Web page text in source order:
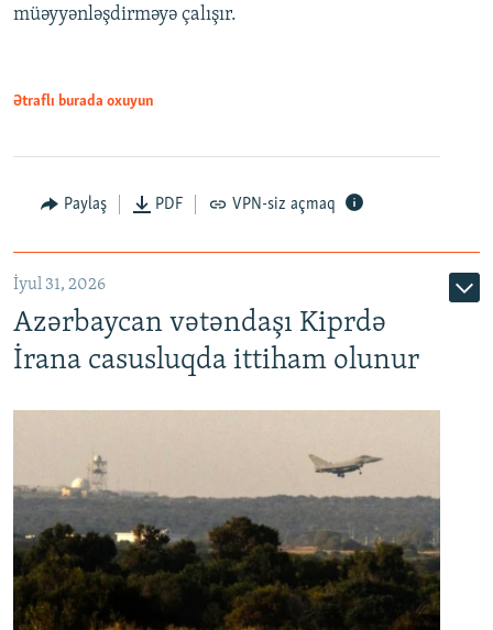
müəyyənləşdirməyə çalışır.
Ətraflı burada oxuyun
Paylaş PDF VPN-siz açmaq
İyul 31, 2026
Azərbaycan vətəndaşı Kiprdə
İrana casusluqda ittiham olunur